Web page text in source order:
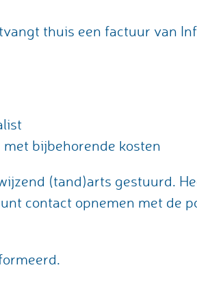
thuis een factuur van
bijbehorende kosten
(tand)arts gestuurd.
contact opnemen met de